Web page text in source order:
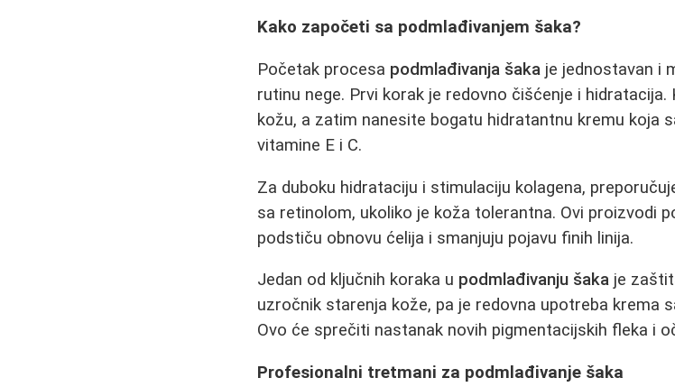
Kako započeti sa podmlađivanjem šaka?
Početak procesa podmlađivanja šaka je jednostavan i
rutinu nege. Prvi korak je redovno čišćenje i
kožu, a zatim nanesite bogatu hidratantnu kremu koja
vitamine E i C.
Za duboku hidrataciju i stimulaciju kolagena,
sa retinolom, ukoliko je koža tolerantna. Ovi proizvodi
podstiču obnovu ćelija i smanjuju pojavu finih linija.
Jedan od ključnih koraka u podmlađivanju šaka je
uzročnik starenja kože, pa je redovna upotreba krema
Ovo će sprečiti nastanak novih pigmentacijskih fleka i
Profesionalni tretmani za podmlađivanje šaka